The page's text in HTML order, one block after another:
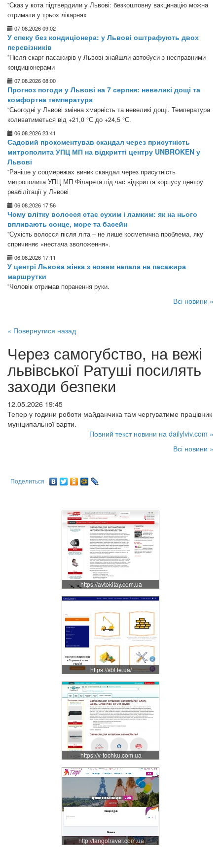
"Сказ у кота підтвердили у Львові: безкоштовну вакцинацію можна
отримати у трьох лікарнях
07.08.2026 09:02
У спеку без кондиціонера: у Львові оштрафують двох
перевізників
"Після скарг пасажирів у Львові знайшли автобуси з несправними
кондиціонерами
07.08.2026 08:00
Прогноз погоди у Львові на 7 серпня: невеликі дощі та
комфортна температура
"Сьогодні у Львові змінна хмарність та невеликі дощі. Температура
коливатиметься від +21,0 °С до +24,5 °С.
06.08.2026 23:41
Садовий прокоментував скандал через присутність
митрополита УПЦ МП на відкритті центру UNBROKEN у
Львові
"Раніше у соцмережах виник скандал через присутність
митрополита УПЦ МП Філарета під час відкриття корпусу центру
реабілітації у Львові
06.08.2026 17:56
Чому влітку волосся стає сухим і ламким: як на нього
впливають сонце, море та басейн
"Сухість волосся після літа – не лише косметична проблема, яку
спричиняє «нестача зволоження».
06.08.2026 17:11
У центрі Львова жінка з ножем напала на пасажира
маршрутки
"Чоловік отримав поранення руки.
Всі новини »
« Повернутися назад
Через самогубство, на вежі
львівської Ратуші посилять
заходи безпеки
12.05.2026 19:45
Тепер у години роботи майданчика там чергуватиме працівник
муніципальної варти.
Повний текст новини на dailylviv.com »
Всі новини »
Поделиться
https://avtokitay.com.ua
https://sbt.te.ua/
https://v-tochku.com.ua
http://tangotravel.com.ua